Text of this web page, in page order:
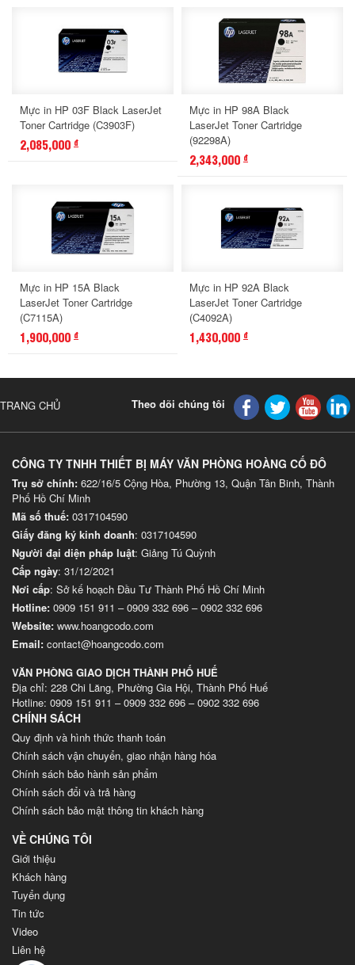
Mực in HP 03F Black LaserJet
Toner Cartridge (C3903F)
2,085,000 đ
Mực in HP 98A Black
LaserJet Toner Cartridge
(92298A)
2,343,000 đ
Mực in HP 15A Black
LaserJet Toner Cartridge
(C7115A)
1,900,000 đ
Mực in HP 92A Black
LaserJet Toner Cartridge
(C4092A)
1,430,000 đ
TRANG CHỦ Theo dõi chúng tôi
CÔNG TY TNHH THIẾT BỊ MÁY VĂN PHÒNG HOÀNG CỐ ĐÔ
Trụ sở chính: 622/16/5 Cộng Hòa, Phường 13, Quận Tân Binh, Thành
Phố Hồ Chí Minh
Mã số thuế: 0317104590
Giấy đăng ký kinh doanh: 0317104590
Người đại diện pháp luật: Giảng Tú Quỳnh
Cấp ngày: 31/12/2021
Nơi cấp: Sở kế hoạch Đầu Tư Thành Phố Hồ Chí Minh
Hotline: 0909 151 911 –0909 332 696 –0902 332 696
Website: www.hoangcodo.com
Email: contact@hoangcodo.com
VĂN PHÒNG GIAO DỊCH THÀNH PHỐ HUẾ
Địa chỉ: 228 Chi Lăng, Phường Gia Hội, Thành Phố Huế
Hotline: 0909 151 911 – 0909 332 696 – 0902 332 696
CHÍNH SÁCH
Quy định và hình thức thanh toán
Chính sách vận chuyển, giao nhận hàng hóa
Chính sách bảo hành sản phẩm
Chính sách đổi và trả hàng
Chính sách bảo mật thông tin khách hàng
VỀ CHÚNG TÔI
Giới thiệu
Khách hàng
Tuyển dụng
Tin tức
Video
Liên hệ